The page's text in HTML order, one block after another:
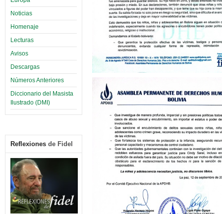
Noticias
Homenaje
Lecturas
Avisos
Descargas
Números Anteriores
Diccionario del Masista
Ilustrado (DMI)
Reflexiones de Fidel